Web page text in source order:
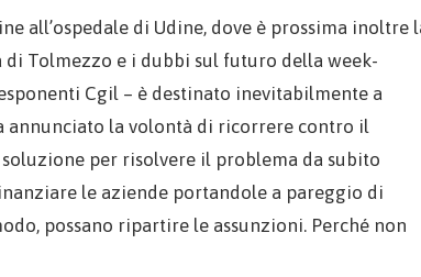
all’ospedale di Udine, dove è prossima inoltre
Tolmezzo e i dubbi sul futuro della week-
Cgil – è destinato inevitabilmente a
annunciato la volontà di ricorrere contro il
per risolvere il problema da subito
le aziende portandole a pareggio di
possano ripartire le assunzioni. Perché non